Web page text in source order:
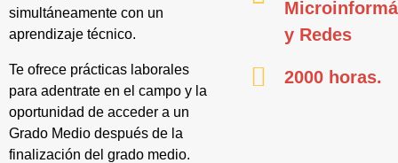
simultáneamente con un
aprendizaje técnico.
Te ofrece prácticas laborales
para adentrate en el campo y la
oportunidad de acceder a un
Grado Medio después de la
finalización del grado medio.
y Redes
2000 horas.